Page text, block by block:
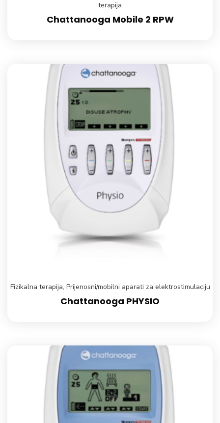
terapija
Chattanooga Mobile 2 RPW
Fizikalna terapija, Prijenosni/mobilni aparati za elektrostimulaciju
Chattanooga PHYSIO